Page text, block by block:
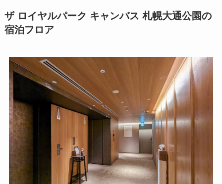
ザ ロイヤルパーク キャンバス 札幌大通公園の
宿泊フロア